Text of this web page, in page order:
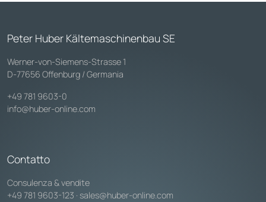
Peter Huber Kältemaschinenbau SE
Werner-von-Siemens-Strasse 1
D-77656 Offenburg / Germania
+49 781 9603-0
info@huber-online.com
Contatto
Consulenza & vendite
+49 781 9603-123 · sales@huber-online.com